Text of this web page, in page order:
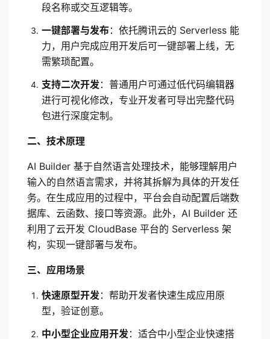
段名称或交互逻辑等。
一键部署与发布：依托腾讯云的 Serverless 能
力，用户完成应用开发后可一键部署上线，无
需繁琐配置。
支持二次开发：普通用户可通过低代码编辑器
进行可视化修改，专业开发者可导出完整代码
包进行深度定制。
二、技术原理
AI Builder 基于自然语言处理技术，能够理解用户
输入的自然语言需求，并将其拆解为具体的开发任
务。在生成应用的过程中，平台会自动配置后端数
据库、云函数、接口等资源。此外，AI Builder 还
利用了云开发 CloudBase 平台的 Serverless 架
构，实现一键部署与发布。
三、应用场景
快速原型开发：帮助开发者快速生成应用原
型，验证创意。
中小型企业应用开发：适合中小型企业快速搭